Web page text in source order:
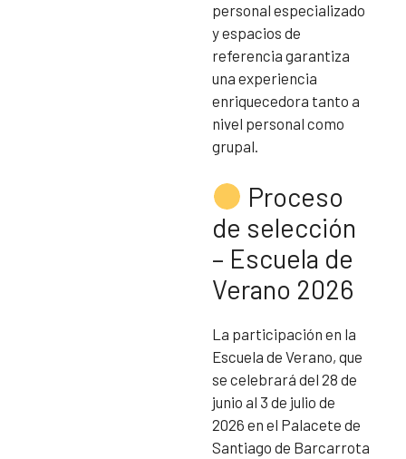
personal especializado
y espacios de
referencia garantiza
una experiencia
enriquecedora tanto a
nivel personal como
grupal.
Proceso
de selección
– Escuela de
Verano 2026
La participación en la
Escuela de Verano, que
se celebrará del 28 de
junio al 3 de julio de
2026 en el Palacete de
Santiago de Barcarrota